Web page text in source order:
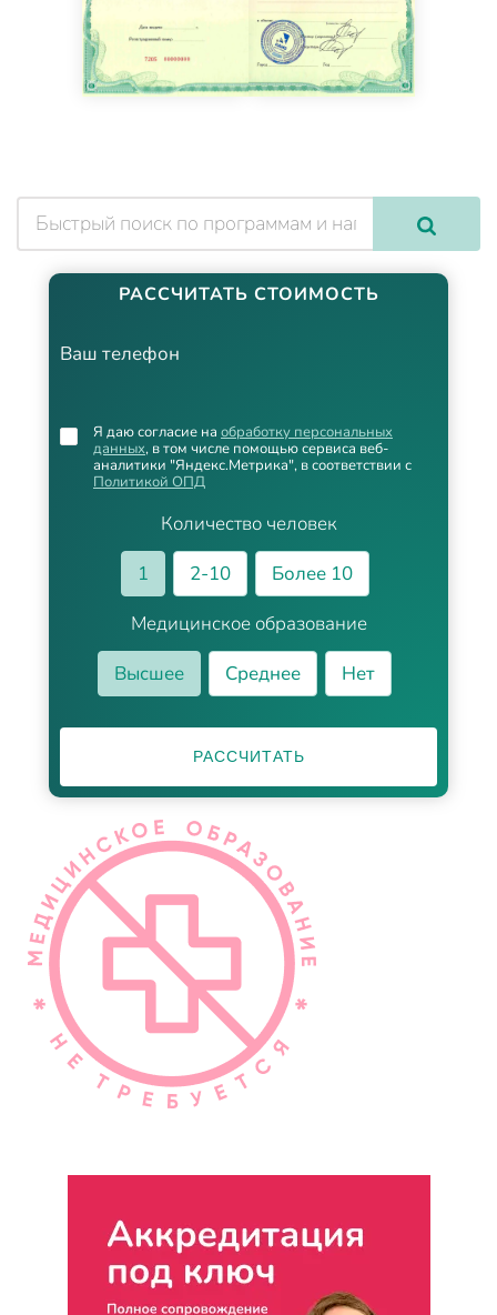
РАССЧИТАТЬ СТОИМОСТЬ
Ваш телефон
Количество человек
1
2-10
Более 10
Медицинское образование
Высшее
Среднее Нет
Я даю согласие на обработку персональных
данных, в том числе помощью сервиса веб-
аналитики "Яндекс.Метрика", в соответствии с
Политикой ОПД
РАССЧИТАТЬ